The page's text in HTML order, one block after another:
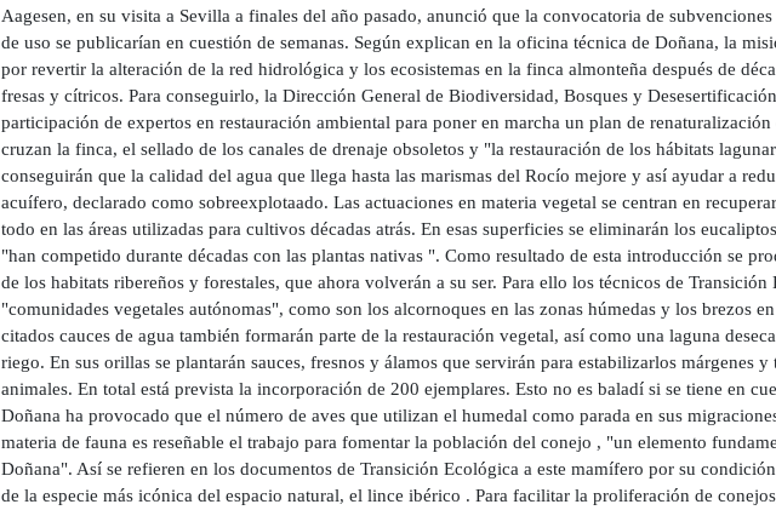
Aagesen, en su visita a Sevilla a finales del año pasado, anunció que la convocatoria de
de uso se publicarían en cuestión de semanas. Según explican en la oficina técnica de Doñana, la
por revertir la alteración de la red hidrológica y los ecosistemas en la finca almonteña después de
fresas y cítricos. Para conseguirlo, la Dirección General de Biodiversidad, Bosques y
participación de expertos en restauración ambiental para poner en marcha un plan de renaturalización
cruzan la finca, el sellado de los canales de drenaje obsoletos y "la restauración de los hábitats
conseguirán que la calidad del agua que llega hasta las marismas del Rocío mejore y así ayudar a
acuífero, declarado como sobreexplotaado. Las actuaciones en materia vegetal se centran en
todo en las áreas utilizadas para cultivos décadas atrás. En esas superficies se eliminarán los
"han competido durante décadas con las plantas nativas ". Como resultado de esta introducción se
de los habitats ribereños y forestales, que ahora volverán a su ser. Para ello los técnicos de
"comunidades vegetales autónomas", como son los alcornoques en las zonas húmedas y los brezos
citados cauces de agua también formarán parte de la restauración vegetal, así como una laguna
riego. En sus orillas se plantarán sauces, fresnos y álamos que servirán para estabilizarlos márgenes
animales. En total está prevista la incorporación de 200 ejemplares. Esto no es baladí si se tiene en
Doñana ha provocado que el número de aves que utilizan el humedal como parada en sus
materia de fauna es reseñable el trabajo para fomentar la población del conejo , "un elemento
Doñana". Así se refieren en los documentos de Transición Ecológica a este mamífero por su
de la especie más icónica del espacio natural, el lince ibérico . Para facilitar la proliferación de